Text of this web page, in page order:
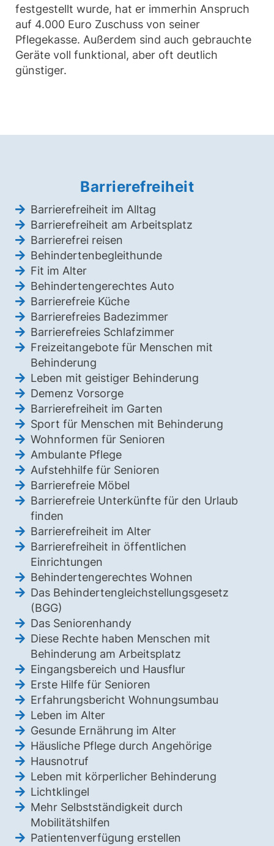
festgestellt wurde, hat er immerhin Anspruch
auf 4.000 Euro Zuschuss von seiner
Pflegekasse. Außerdem sind auch gebrauchte
Geräte voll funktional, aber oft deutlich
günstiger.
Barrierefreiheit
Barrierefreiheit im Alltag
Barrierefreiheit am Arbeitsplatz
Barrierefrei reisen
Behindertenbegleithunde
Fit im Alter
Behindertengerechtes Auto
Barrierefreie Küche
Barrierefreies Badezimmer
Barrierefreies Schlafzimmer
Freizeitangebote für Menschen mit
Behinderung
Leben mit geistiger Behinderung
Demenz Vorsorge
Barrierefreiheit im Garten
Sport für Menschen mit Behinderung
Wohnformen für Senioren
Ambulante Pflege
Aufstehhilfe für Senioren
Barrierefreie Möbel
Barrierefreie Unterkünfte für den Urlaub
finden
Barrierefreiheit im Alter
Barrierefreiheit in öffentlichen
Einrichtungen
Behindertengerechtes Wohnen
Das Behindertengleichstellungsgesetz
(BGG)
Das Seniorenhandy
Diese Rechte haben Menschen mit
Behinderung am Arbeitsplatz
Eingangsbereich und Hausflur
Erste Hilfe für Senioren
Erfahrungsbericht Wohnungsumbau
Leben im Alter
Gesunde Ernährung im Alter
Häusliche Pflege durch Angehörige
Hausnotruf
Leben mit körperlicher Behinderung
Lichtklingel
Mehr Selbstständigkeit durch
Mobilitätshilfen
Patientenverfügung erstellen